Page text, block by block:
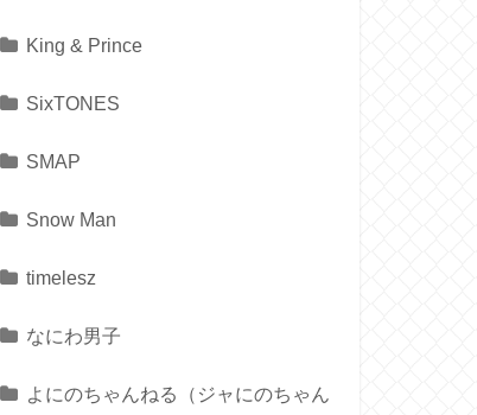
King & Prince
SixTONES
SMAP
Snow Man
timelesz
なにわ男子
よにのちゃんねる（ジャにのちゃん